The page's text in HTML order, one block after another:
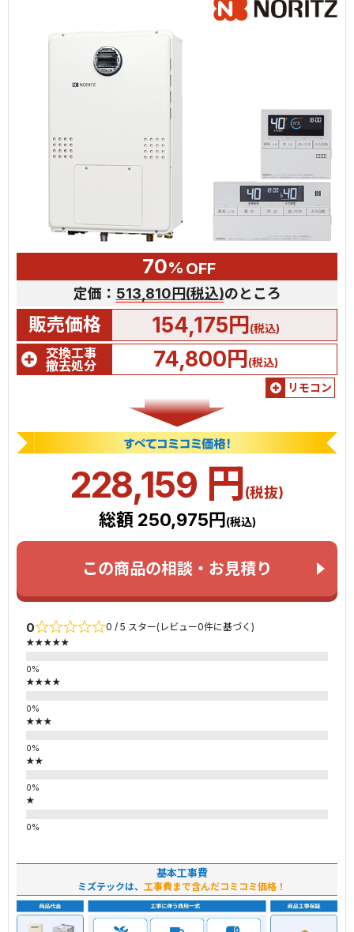
70% OFF
定価： 513,810円(税込)のところ
販売価格 154,175円(税込)
交換工事
撤去処分
74,800円(税込)
リモコン
228,159 円(税抜)
総額 250,975円 (税込)
この商品の相談・お見積り
0 0 / 5 スター(レビュー0件に基づく)
★★★★★
★★★★
★★★
★★
★
基本工事費
ミズテックは、 工事費まで含んだコミコミ価格！